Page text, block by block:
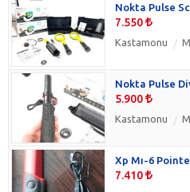
Nokta Pulse
7.550
Kastamonu
Nokta Pulse
5.900
Kastamonu
Xp Mı-6
7.410